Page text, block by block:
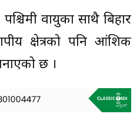
वायुका साथै बिहार
क्षेत्रको पनि आंशिक
छ ।